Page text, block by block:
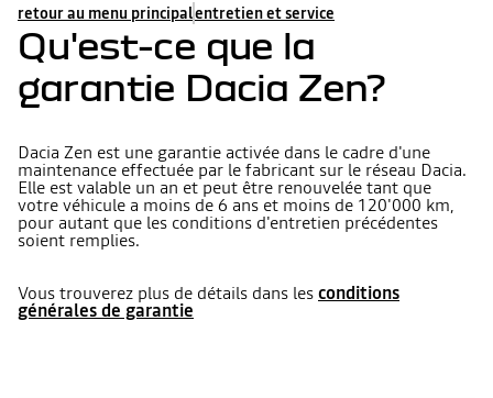
retour au menu principalentretien et service
Qu'est-ce que la
garantie Dacia Zen?
Dacia Zen est une garantie activée dans le cadre d'une
maintenance effectuée par le fabricant sur le réseau Dacia.
Elle est valable un an et peut être renouvelée tant que
votre véhicule a moins de 6 ans et moins de 120'000 km,
pour autant que les conditions d'entretien précédentes
soient remplies.
Vous trouverez plus de détails dans lesconditions
générales de garantie